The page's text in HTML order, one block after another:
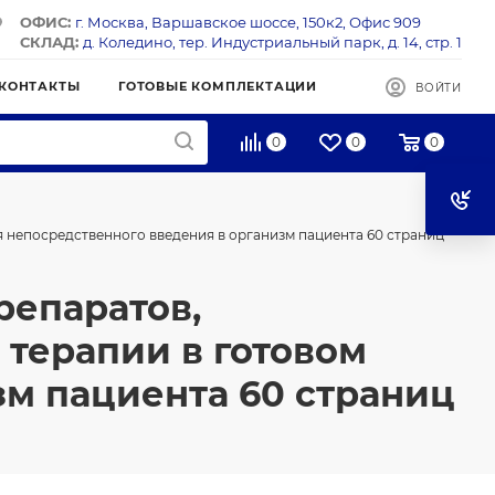
ОФИС: г. Москва, Варшавское шоссе, 150к2, Офис 909
СКЛАД: д. Коледино, тер. Индустриальный парк, д. 14, стр. 1
ГОТОВЫЕ КОМПЛЕКТАЦИИ ВОЙТИ
0 0 0
введения в организм пациента 60 страниц
в готовом
пациента 60 страниц